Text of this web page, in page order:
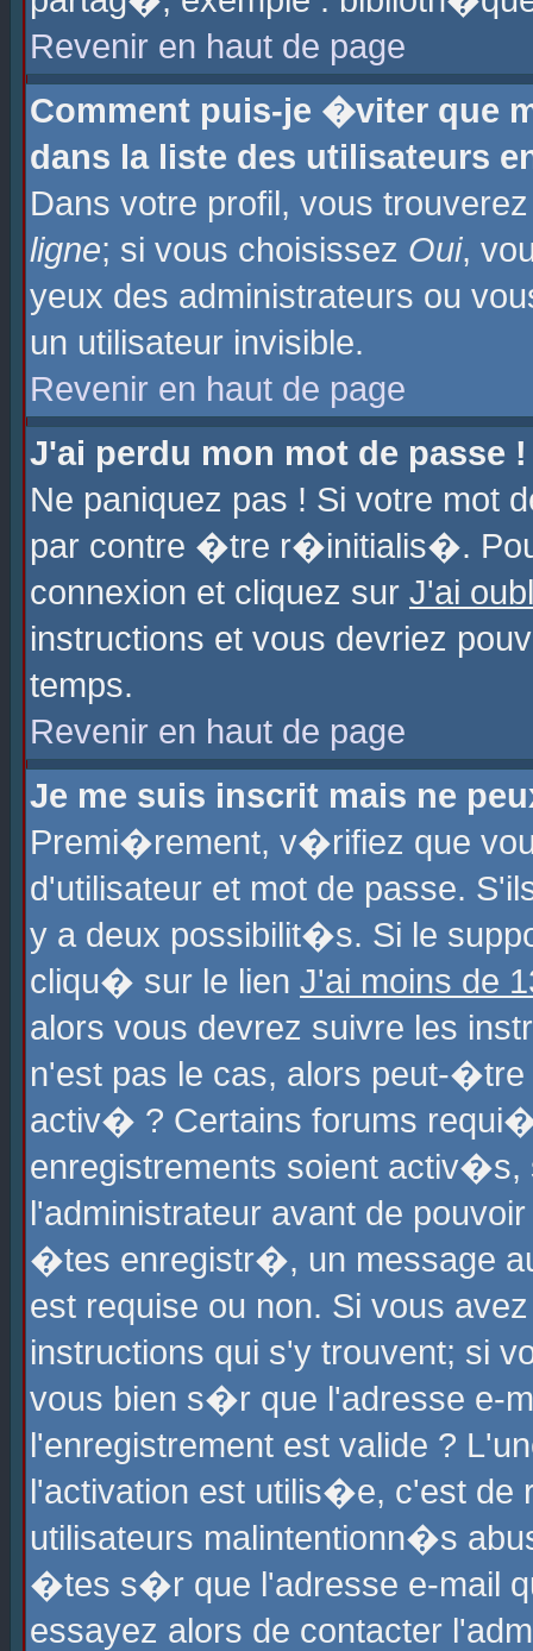
Revenir en haut de page
Comment puis-je �viter que
dans la liste des utilisateurs
Dans votre profil, vous
ligne; si vous choisissez Oui,
yeux des administrateurs ou
un utilisateur invisible.
Revenir en haut de page
J'ai perdu mon mot de passe !
Ne paniquez pas ! Si votre
par contre �tre r�initialis�.
connexion et cliquez sur J'ai
instructions et vous devriez
temps.
Revenir en haut de page
Je me suis inscrit mais ne
Premi�rement, v�rifiez que
d'utilisateur et mot de passe.
y a deux possibilit�s. Si le
cliqu� sur le lien J'ai moins de
alors vous devrez suivre les
n'est pas le cas, alors peut-
activ� ? Certains forums
enregistrements soient
l'administrateur avant de
�tes enregistr�, un message
est requise ou non. Si vous
instructions qui s'y trouvent; si
vous bien s�r que l'adresse e-
l'enregistrement est valide ?
l'activation est utilis�e, c'est
utilisateurs malintentionn�s
�tes s�r que l'adresse e-mail
essayez alors de contacter